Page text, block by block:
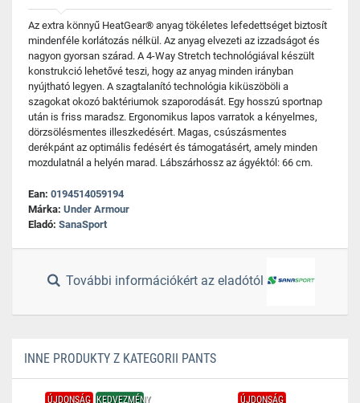
Az extra könnyű HeatGear® anyag tökéletes lefedettséget biztosít
mindenféle korlátozás nélkül. Az anyag elvezeti az izzadságot és
nagyon gyorsan szárad. A 4-Way Stretch technológiával készült
konstrukció lehetővé teszi, hogy az anyag minden irányban
nyújtható legyen. A szagtalanító technológia kiküszöböli a
szagokat okozó baktériumok szaporodását. Egy hosszú sportnap
után is friss maradsz. Ergonomikus lapos varratok a kényelmes,
dörzsölésmentes illeszkedésért. Magas, csúszásmentes
derékpánt az optimális fedésért és támogatásért, amely minden
mozdulatnál a helyén marad. Lábszárhossz az ágyéktól: 66 cm.
Ean: 0194514059194
Márka: Under Armour
Eladó: SanaSport
További információkért az eladótól
INNE PRODUKTY Z KATEGORII PANTS
ÚJDONSÁG KEDVEZMÉNY ÚJDONSÁG